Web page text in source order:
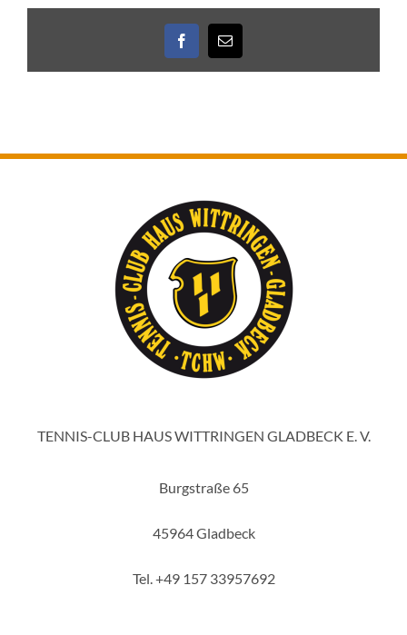
Facebook
E-
Mail
TENNIS-CLUB HAUS WITTRINGEN GLADBECK E. V.
Burgstraße 65
45964 Gladbeck
Tel. +49 157 33957692